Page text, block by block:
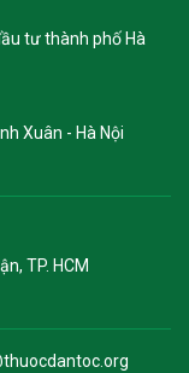
tư thành phố Hà
Xuân - Hà Nội
TP. HCM